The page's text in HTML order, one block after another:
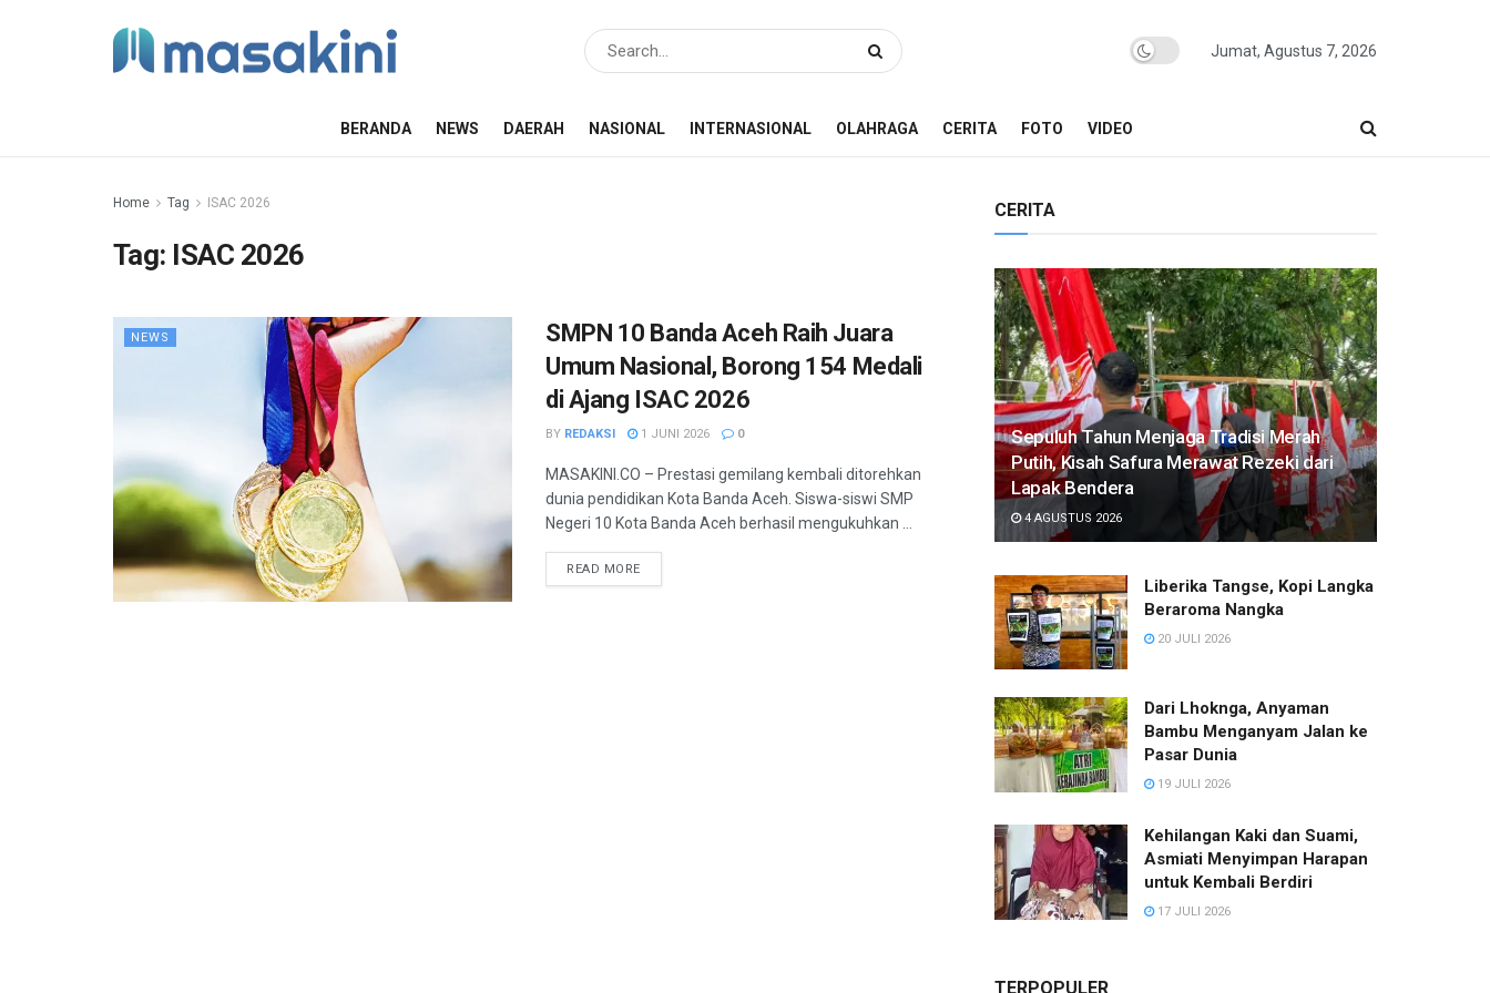
Jumat, Agustus 7, 2026
BERANDA NEWS DAERAH NASIONAL INTERNASIONAL OLAHRAGA CERITA FOTO VIDEO
Home Tag ISAC 2026
Tag: ISAC 2026
NEWS
SMPN 10 Banda Aceh Raih Juara
Umum Nasional, Borong 154 Medali
di Ajang ISAC 2026
BY REDAKSI 1 JUNI 2026 0
MASAKINI.CO – Prestasi gemilang kembali ditorehkan
dunia pendidikan Kota Banda Aceh. Siswa-siswi SMP
Negeri 10 Kota Banda Aceh berhasil mengukuhkan ...
READ MORE
CERITA
Sepuluh Tahun Menjaga Tradisi Merah
Putih, Kisah Safura Merawat Rezeki dari
Lapak Bendera
4 AGUSTUS 2026
Liberika Tangse, Kopi Langka
Beraroma Nangka
20 JULI 2026
Dari Lhoknga, Anyaman
Bambu Menganyam Jalan ke
Pasar Dunia
19 JULI 2026
Kehilangan Kaki dan Suami,
Asmiati Menyimpan Harapan
untuk Kembali Berdiri
17 JULI 2026
TERPOPULER